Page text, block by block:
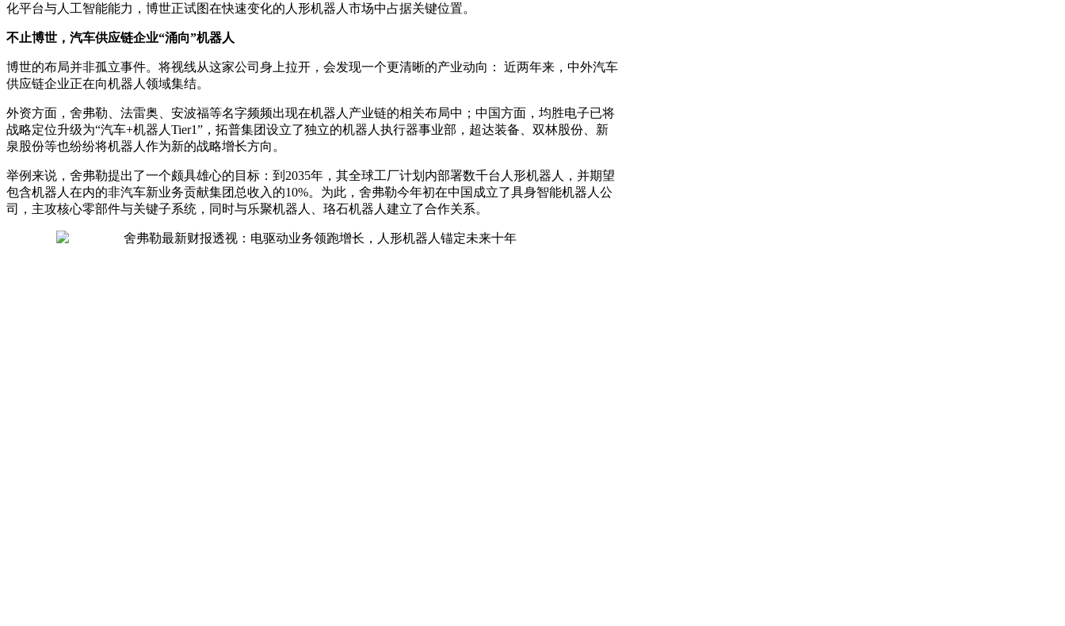
化平台与人工智能能力，博世正试图在快速变化的人形机器人市场中占据关键位置。
不止博世 ， 汽车供应链企业“涌向”机器人
博世的布局并非孤立事件。将视线从这家公司身上拉开，会发现一个更清晰的产业动向： 近两年来，中外汽车
供应链企业正在向机器人领域集结。
外资方面，舍弗勒、法雷奥、安波福等名字频频出现在机器人产业链的相关布局中；中国方面，均胜电子已将
战略定位升级为“汽车+机器人Tier1”，拓普集团设立了独立的机器人执行器事业部，超达装备、双林股份、新
泉股份等也纷纷将机器人作为新的战略增长方向。
举例来说，舍弗勒提出了一个颇具雄心的目标：到2035年，其全球工厂计划内部署数千台人形机器人，并期望
包含机器人在内的非汽车新业务贡献集团总收入的10%。为此，舍弗勒今年初在中国成立了具身智能机器人公
司，主攻核心零部件与关键子系统，同时与乐聚机器人、珞石机器人建立了合作关系。